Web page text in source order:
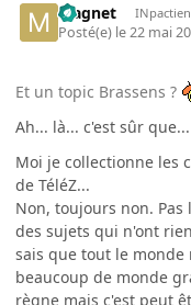
Magnet INpactien
Posté(e) le 22 mai
Et un topic Brassens ?
Ah... là... c'est sûr que...
Moi je collectionne les
de TéléZ...
Non, toujours non.
des sujets qui n'ont
sais que tout le monde
beaucoup de monde
règne mais c'est peut